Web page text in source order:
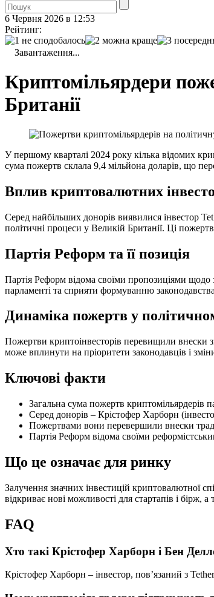
6 Червня 2026 в 12:53
Рейтинг:
Завантаження...
Криптомільярдери
Британії
У першому кварталі 2024 року кілька відомих
сума пожертв склала 9,4 мільйона доларів, що
Вплив криптовалютних
Серед найбільших донорів виявилися інвестор
політичні процеси у Великій Британії. Ці
Партія Реформ та її позиція
Партія Реформ відома своїми пропозиціями щодо
парламенті та сприяти формуванню
Динаміка пожертв у
Пожертви криптоінвесторів перевищили внески
може вплинути на пріоритети законодавців і
Ключові факти
Загальна сума пожертв криптомільярдерів
Серед донорів – Крістофер Харборн
Пожертвами вони перевершили внески
Партія Реформ відома своїми
Що це означає для ринку
Залучення значних інвестицій криптовалютної
відкриває нові можливості для стартапів і
FAQ
Хто такі Крістофер Харборн і Бен
Крістофер Харборн – інвестор, пов’язаний з